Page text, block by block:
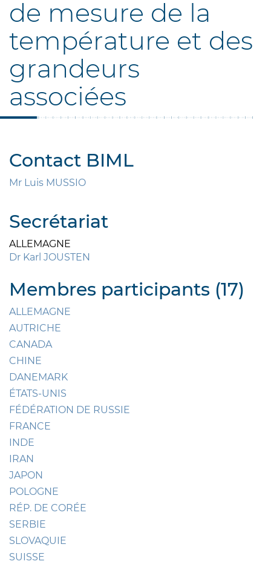
de mesure de la
température et des
grandeurs
associées
Contact BIML
Mr Luis MUSSIO
Secrétariat
ALLEMAGNE
Dr Karl JOUSTEN
Membres participants (17)
ALLEMAGNE
AUTRICHE
CANADA
CHINE
DANEMARK
ÉTATS-UNIS
FÉDÉRATION DE RUSSIE
FRANCE
INDE
IRAN
JAPON
POLOGNE
RÉP. DE CORÉE
SERBIE
SLOVAQUIE
SUISSE